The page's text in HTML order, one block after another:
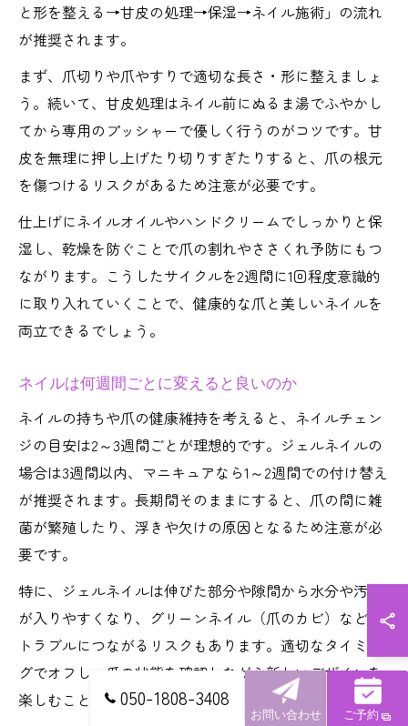
と形を整える→甘皮の処理→保湿→ネイル施術」の流れ
が推奨されます。
まず、爪切りや爪やすりで適切な長さ・形に整えましょ
う。続いて、甘皮処理はネイル前にぬるま湯でふやかし
てから専用のプッシャーで優しく行うのがコツです。甘
皮を無理に押し上げたり切りすぎたりすると、爪の根元
を傷つけるリスクがあるため注意が必要です。
仕上げにネイルオイルやハンドクリームでしっかりと保
湿し、乾燥を防ぐことで爪の割れやささくれ予防にもつ
ながります。こうしたサイクルを2週間に1回程度意識的
に取り入れていくことで、健康的な爪と美しいネイルを
両立できるでしょう。
ネイルは何週間ごとに変えると良いのか
ネイルの持ちや爪の健康維持を考えると、ネイルチェン
ジの目安は2～3週間ごとが理想的です。ジェルネイルの
場合は3週間以内、マニキュアなら1～2週間での付け替え
が推奨されます。長期間そのままにすると、爪の間に雑
菌が繁殖したり、浮きや欠けの原因となるため注意が必
要です。
特に、ジェルネイルは伸びた部分や隙間から水分や汚れ
が入りやすくなり、グリーンネイル（爪のカビ）などの
トラブルにつながるリスクもあります。適切なタイミン
グでオフし、爪の状態を確認しながら新しいデザインを
楽しむことが大切です。
050-1808-3408
お問い合わせ ご予約